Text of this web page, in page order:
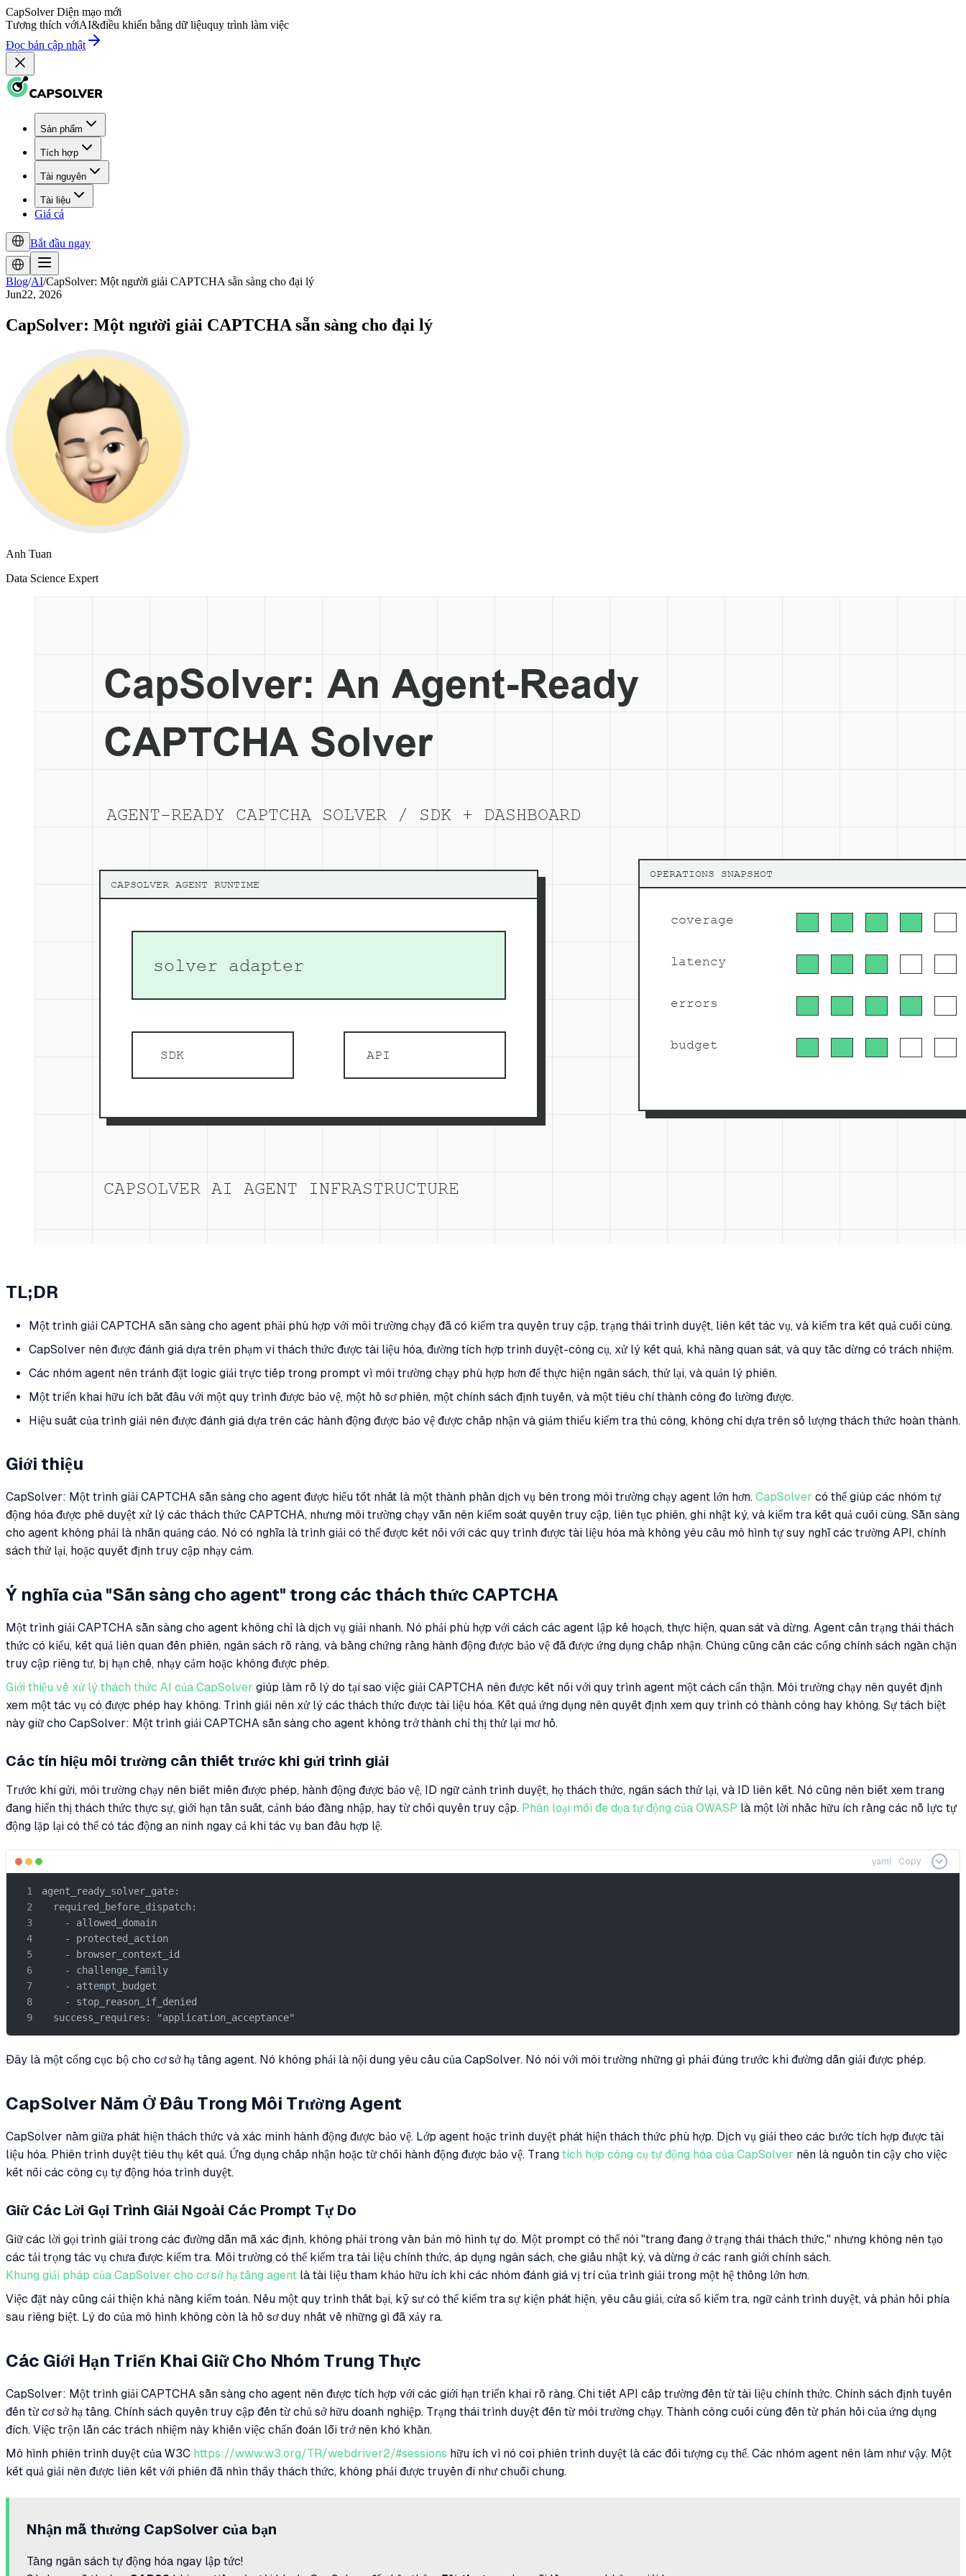
CapSolver Diện mạo mới
Tương thích vớiAI&điều khiển bằng dữ liệuquy trình làm việc
Đọc bản cập nhật
Sản phẩm
Tích hợp
Tài nguyên
Tài liệu
Giá cả
Bắt đầu ngay
Blog/AI/CapSolver: Một người giải CAPTCHA sẵn sàng cho đại lý
Jun22, 2026
CapSolver: Một người giải CAPTCHA sẵn sàng cho đại lý
Anh Tuan
Data Science Expert
TL;DR
Một trình giải CAPTCHA sẵn sàng cho agent phải phù hợp với môi trường chạy đã có kiểm tra quyền truy cập, trạng thái trình duyệt, liên kết tác vụ, và kiểm tra kết quả cuối cùng.
CapSolver nên được đánh giá dựa trên phạm vi thách thức được tài liệu hóa, đường tích hợp trình duyệt-công cụ, xử lý kết quả, khả năng quan sát, và quy tắc dừng có trách nhiệm.
Các nhóm agent nên tránh đặt logic giải trực tiếp trong prompt vì môi trường chạy phù hợp hơn để thực hiện ngân sách, thử lại, và quản lý phiên.
Một triển khai hữu ích bắt đầu với một quy trình được bảo vệ, một hồ sơ phiên, một chính sách định tuyến, và một tiêu chí thành công đo lường được.
Hiệu suất của trình giải nên được đánh giá dựa trên các hành động được bảo vệ được chấp nhận và giảm thiểu kiểm tra thủ công, không chỉ dựa trên số lượng thách thức hoàn thành.
Giới thiệu
CapSolver: Một trình giải CAPTCHA sẵn sàng cho agent được hiểu tốt nhất là một thành phần dịch vụ bên trong môi trường chạy agent lớn hơn. CapSolver có thể giúp các nhóm tự
động hóa được phê duyệt xử lý các thách thức CAPTCHA, nhưng môi trường chạy vẫn nên kiểm soát quyền truy cập, liên tục phiên, ghi nhật ký, và kiểm tra kết quả cuối cùng. Sẵn sàng
cho agent không phải là nhãn quảng cáo. Nó có nghĩa là trình giải có thể được kết nối với các quy trình được tài liệu hóa mà không yêu cầu mô hình tự suy nghĩ các trường API, chính
sách thử lại, hoặc quyết định truy cập nhạy cảm.
Ý nghĩa của "Sẵn sàng cho agent" trong các thách thức CAPTCHA
Một trình giải CAPTCHA sẵn sàng cho agent không chỉ là dịch vụ giải nhanh. Nó phải phù hợp với cách các agent lập kế hoạch, thực hiện, quan sát và dừng. Agent cần trạng thái thách
thức có kiểu, kết quả liên quan đến phiên, ngân sách rõ ràng, và bằng chứng rằng hành động được bảo vệ đã được ứng dụng chấp nhận. Chúng cũng cần các cổng chính sách ngăn chặn
truy cập riêng tư, bị hạn chế, nhạy cảm hoặc không được phép.
Giới thiệu về xử lý thách thức AI của CapSolver giúp làm rõ lý do tại sao việc giải CAPTCHA nên được kết nối với quy trình agent một cách cẩn thận. Môi trường chạy nên quyết định
xem một tác vụ có được phép hay không. Trình giải nên xử lý các thách thức được tài liệu hóa. Kết quả ứng dụng nên quyết định xem quy trình có thành công hay không. Sự tách biệt
này giữ cho CapSolver: Một trình giải CAPTCHA sẵn sàng cho agent không trở thành chỉ thị thử lại mơ hồ.
Các tín hiệu môi trường cần thiết trước khi gửi trình giải
Trước khi gửi, môi trường chạy nên biết miền được phép, hành động được bảo vệ, ID ngữ cảnh trình duyệt, họ thách thức, ngân sách thử lại, và ID liên kết. Nó cũng nên biết xem trang
đang hiển thị thách thức thực sự, giới hạn tần suất, cảnh báo đăng nhập, hay từ chối quyền truy cập. Phân loại mối đe dọa tự động của OWASP là một lời nhắc hữu ích rằng các nỗ lực tự
động lặp lại có thể có tác động an ninh ngay cả khi tác vụ ban đầu hợp lệ.
yaml Copy
agent_ready_solver_gate:
  required_before_dispatch:
    - allowed_domain
    - protected_action
    - browser_context_id
    - challenge_family
    - attempt_budget
    - stop_reason_if_denied
  success_requires: "application_acceptance"
Đây là một cổng cục bộ cho cơ sở hạ tầng agent. Nó không phải là nội dung yêu cầu của CapSolver. Nó nói với môi trường những gì phải đúng trước khi đường dẫn giải được phép.
CapSolver Nằm Ở Đâu Trong Môi Trường Agent
CapSolver nằm giữa phát hiện thách thức và xác minh hành động được bảo vệ. Lớp agent hoặc trình duyệt phát hiện thách thức phù hợp. Dịch vụ giải theo các bước tích hợp được tài
liệu hóa. Phiên trình duyệt tiêu thụ kết quả. Ứng dụng chấp nhận hoặc từ chối hành động được bảo vệ. Trang tích hợp công cụ tự động hóa của CapSolver nên là nguồn tin cậy cho việc
kết nối các công cụ tự động hóa trình duyệt.
Giữ Các Lời Gọi Trình Giải Ngoài Các Prompt Tự Do
Giữ các lời gọi trình giải trong các đường dẫn mã xác định, không phải trong văn bản mô hình tự do. Một prompt có thể nói "trang đang ở trạng thái thách thức," nhưng không nên tạo
các tải trọng tác vụ chưa được kiểm tra. Môi trường có thể kiểm tra tài liệu chính thức, áp dụng ngân sách, che giấu nhật ký, và dừng ở các ranh giới chính sách.
Khung giải pháp của CapSolver cho cơ sở hạ tầng agent là tài liệu tham khảo hữu ích khi các nhóm đánh giá vị trí của trình giải trong một hệ thống lớn hơn.
Việc đặt này cũng cải thiện khả năng kiểm toán. Nếu một quy trình thất bại, kỹ sư có thể kiểm tra sự kiện phát hiện, yêu cầu giải, cửa sổ kiểm tra, ngữ cảnh trình duyệt, và phản hồi phía
sau riêng biệt. Lý do của mô hình không còn là hồ sơ duy nhất về những gì đã xảy ra.
Các Giới Hạn Triển Khai Giữ Cho Nhóm Trung Thực
CapSolver: Một trình giải CAPTCHA sẵn sàng cho agent nên được tích hợp với các giới hạn triển khai rõ ràng. Chi tiết API cấp trường đến từ tài liệu chính thức. Chính sách định tuyến
đến từ cơ sở hạ tầng. Chính sách quyền truy cập đến từ chủ sở hữu doanh nghiệp. Trạng thái trình duyệt đến từ môi trường chạy. Thành công cuối cùng đến từ phản hồi của ứng dụng
đích. Việc trộn lẫn các trách nhiệm này khiến việc chẩn đoán lỗi trở nên khó khăn.
Mô hình phiên trình duyệt của W3C https://www.w3.org/TR/webdriver2/#sessions hữu ích vì nó coi phiên trình duyệt là các đối tượng cụ thể. Các nhóm agent nên làm như vậy. Một
kết quả giải nên được liên kết với phiên đã nhìn thấy thách thức, không phải được truyền đi như chuỗi chung.
Nhận mã thưởng CapSolver của bạn
Tăng ngân sách tự động hóa ngay lập tức!